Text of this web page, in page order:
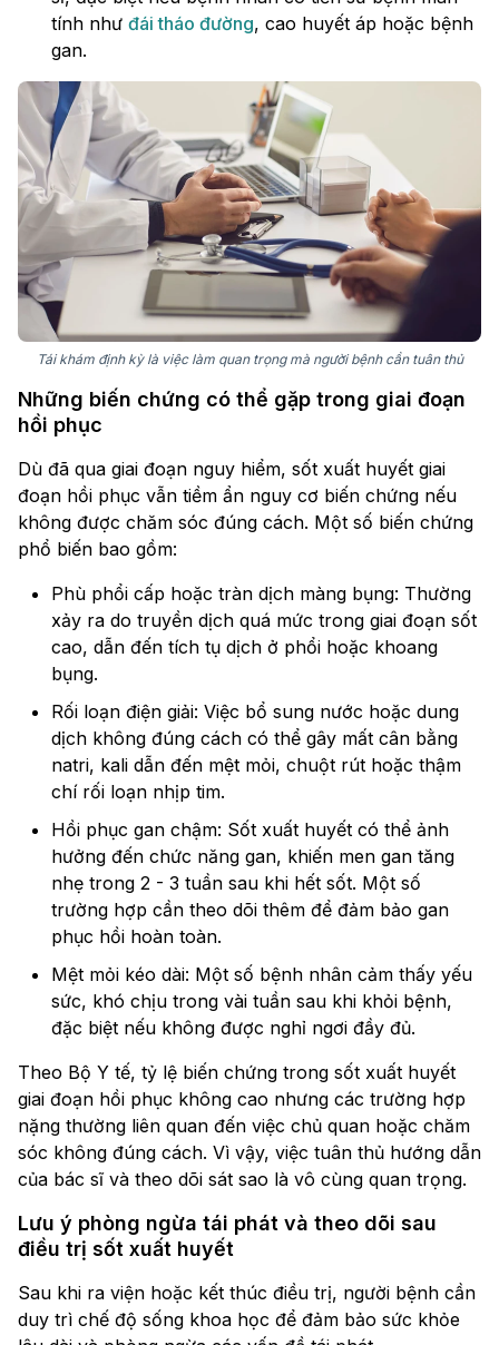
tính như đái tháo đường, cao huyết áp hoặc bệnh
gan.
Tái khám định kỳ là việc làm quan trọng mà người bệnh cần tuân thủ
Những biến chứng có thể gặp trong giai đoạn
hồi phục
Dù đã qua giai đoạn nguy hiểm, sốt xuất huyết giai
đoạn hồi phục vẫn tiềm ẩn nguy cơ biến chứng nếu
không được chăm sóc đúng cách. Một số biến chứng
phổ biến bao gồm:
Phù phổi cấp hoặc tràn dịch màng bụng: Thường
xảy ra do truyền dịch quá mức trong giai đoạn sốt
cao, dẫn đến tích tụ dịch ở phổi hoặc khoang
bụng.
Rối loạn điện giải: Việc bổ sung nước hoặc dung
dịch không đúng cách có thể gây mất cân bằng
natri, kali dẫn đến mệt mỏi, chuột rút hoặc thậm
chí rối loạn nhịp tim.
Hồi phục gan chậm: Sốt xuất huyết có thể ảnh
hưởng đến chức năng gan, khiến men gan tăng
nhẹ trong 2 - 3 tuần sau khi hết sốt. Một số
trường hợp cần theo dõi thêm để đảm bảo gan
phục hồi hoàn toàn.
Mệt mỏi kéo dài: Một số bệnh nhân cảm thấy yếu
sức, khó chịu trong vài tuần sau khi khỏi bệnh,
đặc biệt nếu không được nghỉ ngơi đầy đủ.
Theo Bộ Y tế, tỷ lệ biến chứng trong sốt xuất huyết
giai đoạn hồi phục không cao nhưng các trường hợp
nặng thường liên quan đến việc chủ quan hoặc chăm
sóc không đúng cách. Vì vậy, việc tuân thủ hướng dẫn
của bác sĩ và theo dõi sát sao là vô cùng quan trọng.
Lưu ý phòng ngừa tái phát và theo dõi sau
điều trị sốt xuất huyết
Sau khi ra viện hoặc kết thúc điều trị, người bệnh cần
duy trì chế độ sống khoa học để đảm bảo sức khỏe